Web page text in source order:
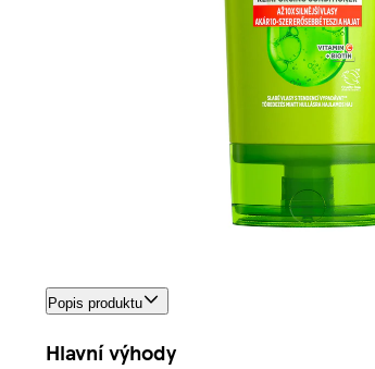
Popis produktu
Hlavní výhody